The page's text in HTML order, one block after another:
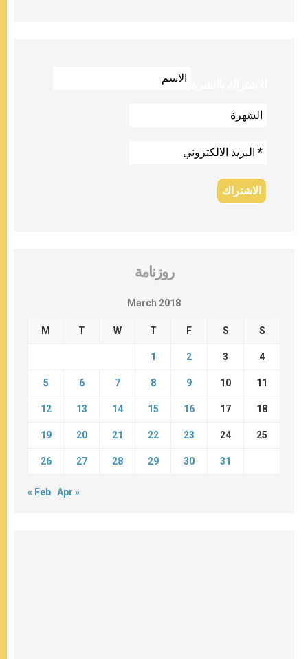
روزنامة
March 2018
M T W T F S S
1 2 3 4
5 6 7 8 9 10 11
12 13 14 15 16 17 18
19 20 21 22 23 24 25
26 27 28 29 30 31
« Feb Apr »